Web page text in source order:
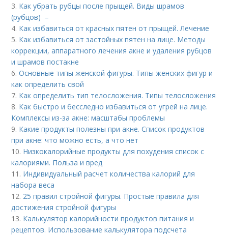
3. Как убрать рубцы после прыщей. Виды шрамов
(рубцов) –
4. Как избавиться от красных пятен от прыщей. Лечение
5. Как избавиться от застойных пятен на лице. Методы
коррекции, аппаратного лечения акне и удаления рубцов
и шрамов постакне
6.Основные типы женской фигуры. Типы женских фигур и
как определить свой
7. Как определить тип телосложения. Типы телосложения
8. Как быстро и бесследно избавиться от угрей на лице.
Комплексы из-за акне: масштабы проблемы
9. Какие продукты полезны при акне. Список продуктов
при акне: что можно есть, а что нет
10. Низкокалорийные продукты для похудения список с
калориями. Польза и вред
11. Индивидуальный расчет количества калорий для
набора веса
12. 25 правил стройной фигуры. Простые правила для
достижения стройной фигуры
13. Калькулятор калорийности продуктов питания и
рецептов. Использование калькулятора подсчета